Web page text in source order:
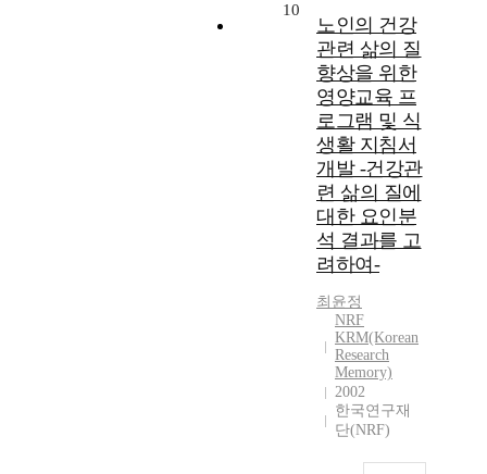
10
노인의 건강
관련 삶의 질
향상을 위한
영양교육 프
로그램 및 식
생활 지침서
개발 -건강관
련 삶의 질에
대한 요인분
석 결과를 고
려하여-
최윤정
NRF
KRM(Korean
Research
Memory)
2002
한국연구재
단(NRF)